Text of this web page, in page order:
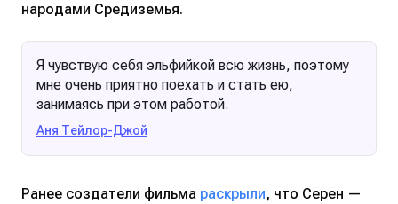
народами Средиземья.
Я чувствую себя эльфийкой всю жизнь, поэтому
мне очень приятно поехать и стать ею,
занимаясь при этом работой.
Аня Тейлор-Джой
Ранее создатели фильма раскрыли, что Серен —